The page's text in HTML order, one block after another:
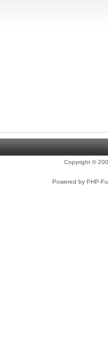
Copyright ©
Powered by PHP-